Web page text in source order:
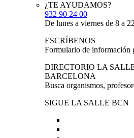
¿TE AYUDAMOS?
932 90 24 00
De lunes a viernes de 8 a
ESCRÍBENOS
Formulario de información
DIRECTORIO LA
BARCELONA
Busca organismos,
SIGUE LA SALLE BCN